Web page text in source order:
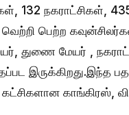
132 நகராட்சிகள்,
வெற்றி பெற்ற
துணை மேயர் ,
இருக்கிறது.இந்த
காங்கிரஸ்,